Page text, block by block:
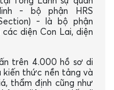
- bộ phận HRS
- là bộ phận
diện Con Lai, diện
trên 4.000 hồ sơ di
kiến thức nền tảng và
thẩm định cũng như